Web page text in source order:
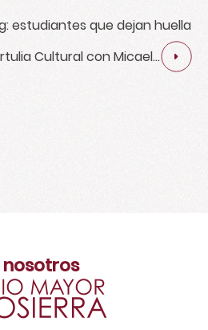
estudiantes que dejan huella
Cultural con Micaela